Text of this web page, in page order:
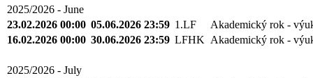
2025/2026 - June
23.02.2026 00:00 05.06.2026 23:59 1.LF
Akademický rok -
16.02.2026 00:00 30.06.2026 23:59 LFHK Akademický rok -
2025/2026 - July